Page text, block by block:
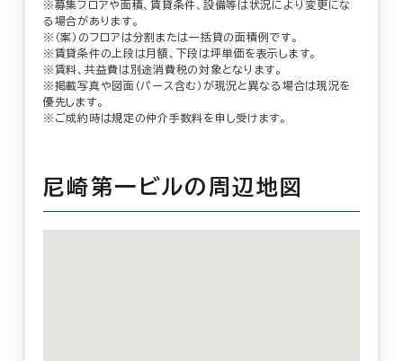
※募集フロアや面積、賃貸条件、設備等は状況により変更にな
る場合があります。
※（案）のフロアは分割または一括貸の面積例です。
※賃貸条件の上段は月額、下段は坪単価を表示します。
※賃料、共益費は別途消費税の対象となります。
※掲載写真や図面（パース含む）が現況と異なる場合は現況を
優先します。
※ご成約時は規定の仲介手数料を申し受けます。
尼崎第一ビルの周辺地図